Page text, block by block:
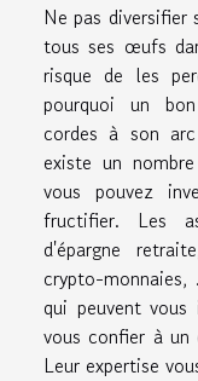
Ne pas diversifier
tous ses œufs
risque de les
pourquoi un
cordes à son
existe un
vous pouvez
fructifier. Les
d'épargne
crypto-
qui peuvent
vous confier à un
Leur expertise